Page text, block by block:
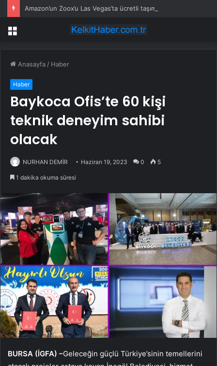
Amazon’un Zoox’u Las Vegas’ta ücretli taşımaya başlıyor
Menü
Anasayfa / Haber
Haber
Baykoca Ofis’te 60 kişi
teknik deneyim sahibi
olacak
NURHAN DEMİR Haziran 19, 2023 0 5
1 dakika okuma süresi
BURSA (İGFA) –Geleceğin güçlü Türkiye’sinin temellerini